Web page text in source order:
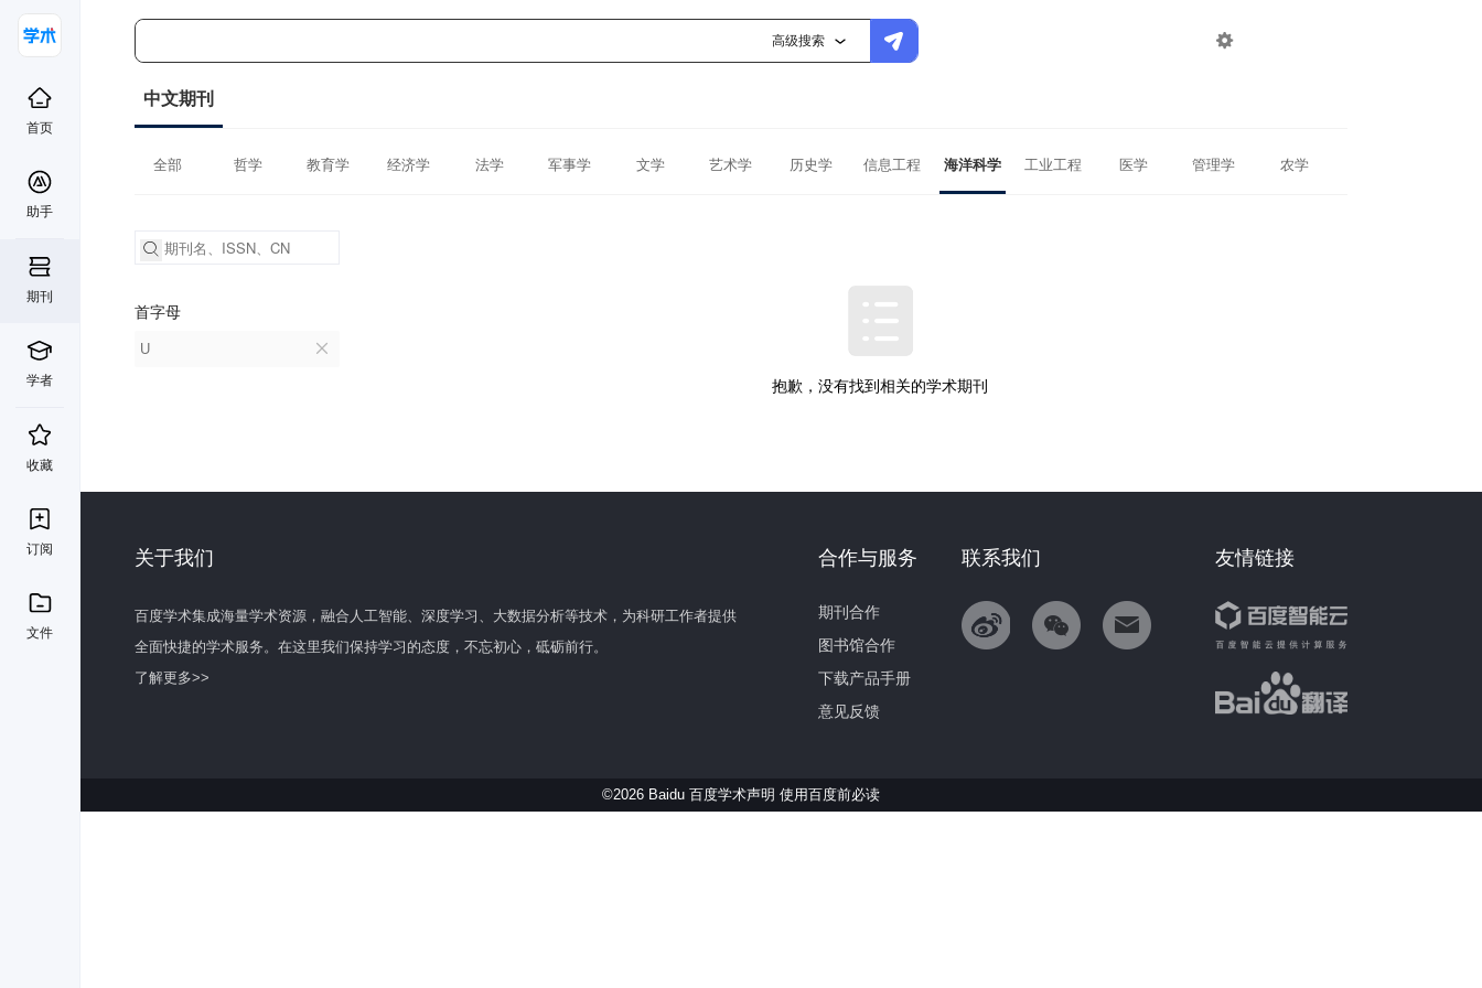
高级搜索 
首页
助手
期刊
学者
收藏
订阅
文件
中文期刊
全部 哲学 教育学 经济学 法学 军事学 文学 艺术学 历史学 信息工程 海洋科学 工业工程 医学 管理学 农学
首字母
U
抱歉，没有找到相关的学术期刊
关于我们
百度学术集成海量学术资源，融合人工智能、深度学习、大数据分析等技术，为科研工作者提供
全面快捷的学术服务。在这里我们保持学习的态度，不忘初心，砥砺前行。
了解更多>>
友情链接
联系我们
合作与服务
期刊合作
图书馆合作
下载产品手册
意见反馈
©2026 Baidu 百度学术声明 使用百度前必读